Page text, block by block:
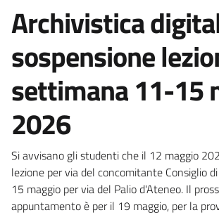
Archivistica
sospensione
settimana 11-15
2026
Si avvisano gli studenti che il 12 maggio
lezione per via del concomitante Consiglio
15 maggio per via del Palio d'Ateneo. Il
appuntamento è per il 19 maggio, per la